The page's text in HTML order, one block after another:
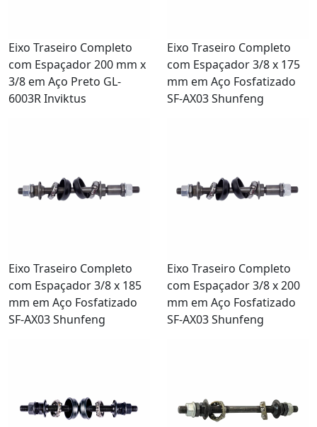
Eixo Traseiro Completo
com Espaçador 200 mm x
3/8 em Aço Preto GL-
6003R Inviktus
Eixo Traseiro Completo
com Espaçador 3/8 x 175
mm em Aço Fosfatizado
SF-AX03 Shunfeng
Eixo Traseiro Completo
com Espaçador 3/8 x 185
mm em Aço Fosfatizado
SF-AX03 Shunfeng
Eixo Traseiro Completo
com Espaçador 3/8 x 200
mm em Aço Fosfatizado
SF-AX03 Shunfeng